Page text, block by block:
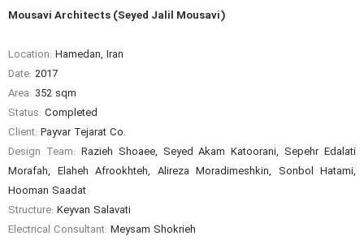
Mousavi Architects (Seyed Jalil Mousavi)
Location: Hamedan, Iran
Date: 2017
Area: 352 sqm
Status: Completed
Client: Payvar Tejarat Co.
Design Team: Razieh Shoaee, Seyed Akam Katoorani, Sepehr Edalati
Morafah, Elaheh Afrookhteh, Alireza Moradimeshkin, Sonbol Hatami,
Hooman Saadat
Structure: Keyvan Salavati
Electrical Consultant: Meysam Shokrieh